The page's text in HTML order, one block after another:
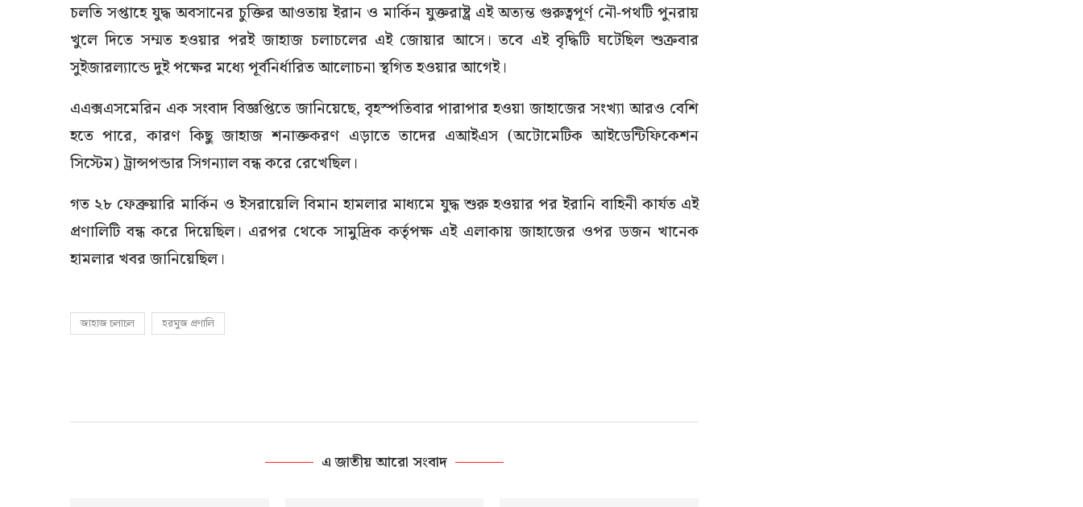
চলতি সপ্তাহে যুদ্ধ অবসানের চুক্তির আওতায় ইরান ও মার্কিন যুক্তরাষ্ট্র এই অত্যন্ত গুরুত্বপূর্ণ নৌ-পথটি পুনরায়
খুলে দিতে সম্মত হওয়ার পরই জাহাজ চলাচলের এই জোয়ার আসে। তবে এই বৃদ্ধিটি ঘটেছিল শুক্রবার
সুইজারল্যান্ডে দুই পক্ষের মধ্যে পূর্বনির্ধারিত আলোচনা স্থগিত হওয়ার আগেই।
এএক্সএসমেরিন এক সংবাদ বিজ্ঞপ্তিতে জানিয়েছে, বৃহস্পতিবার পারাপার হওয়া জাহাজের সংখ্যা আরও বেশি
হতে পারে, কারণ কিছু জাহাজ শনাক্তকরণ এড়াতে তাদের এআইএস (অটোমেটিক আইডেন্টিফিকেশন
সিস্টেম) ট্রান্সপন্ডার সিগন্যাল বন্ধ করে রেখেছিল।
গত ২৮ ফেব্রুয়ারি মার্কিন ও ইসরায়েলি বিমান হামলার মাধ্যমে যুদ্ধ শুরু হওয়ার পর ইরানি বাহিনী কার্যত এই
প্রণালিটি বন্ধ করে দিয়েছিল। এরপর থেকে সামুদ্রিক কর্তৃপক্ষ এই এলাকায় জাহাজের ওপর ডজন খানেক
হামলার খবর জানিয়েছিল।
জাহাজ চলাচল হরমুজ প্রণালি
এ জাতীয় আরো সংবাদ